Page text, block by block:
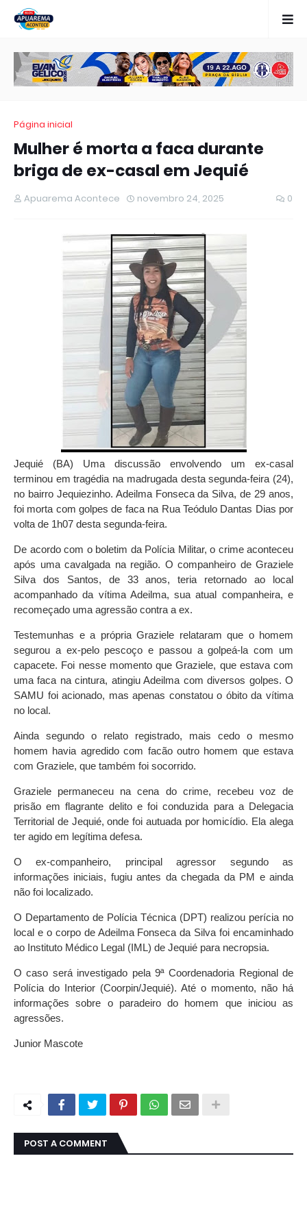
Página inicial
Mulher é morta a faca durante
briga de ex-casal em Jequié
Apuarema Acontece novembro 24, 2025 0
Jequié (BA) Uma discussão envolvendo um ex-casal
terminou em tragédia na madrugada desta segunda-feira (24),
no bairro Jequiezinho. Adeilma Fonseca da Silva, de 29 anos,
foi morta com golpes de faca na Rua Teódulo Dantas Dias por
volta de 1h07 desta segunda-feira.
De acordo com o boletim da Polícia Militar, o crime aconteceu
após uma cavalgada na região. O companheiro de Graziele
Silva dos Santos, de 33 anos, teria retornado ao local
acompanhado da vítima Adeilma, sua atual companheira, e
recomeçado uma agressão contra a ex.
Testemunhas e a própria Graziele relataram que o homem
segurou a ex-pelo pescoço e passou a golpeá-la com um
capacete. Foi nesse momento que Graziele, que estava com
uma faca na cintura, atingiu Adeilma com diversos golpes. O
SAMU foi acionado, mas apenas constatou o óbito da vítima
no local.
Ainda segundo o relato registrado, mais cedo o mesmo
homem havia agredido com facão outro homem que estava
com Graziele, que também foi socorrido.
Graziele permaneceu na cena do crime, recebeu voz de
prisão em flagrante delito e foi conduzida para a Delegacia
Territorial de Jequié, onde foi autuada por homicídio. Ela alega
ter agido em legítima defesa.
O ex-companheiro, principal agressor segundo as
informações iniciais, fugiu antes da chegada da PM e ainda
não foi localizado.
O Departamento de Polícia Técnica (DPT) realizou perícia no
local e o corpo de Adeilma Fonseca da Silva foi encaminhado
ao Instituto Médico Legal (IML) de Jequié para necropsia.
O caso será investigado pela 9ª Coordenadoria Regional de
Polícia do Interior (Coorpin/Jequié). Até o momento, não há
informações sobre o paradeiro do homem que iniciou as
agressões.
Junior Mascote
POST A COMMENT